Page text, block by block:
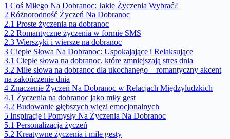
1 Coś Miłego Na Dobranoc: Jakie Życzenia Wybrać?
2 Różnorodność Życzeń Na Dobranoc
2.1 Proste życzenia na dobranoc
2.2 Romantyczne życzenia w formie SMS
2.3 Wierszyki i wiersze na dobranoc
3 Ciepłe Słowa Na Dobranoc: Uspokajające i Relaksujące
3.1 Ciepłe słowa na dobranoc, które zmniejszają stres dnia
3.2 Miłe słowa na dobranoc dla ukochanego – romantyczny akcent
na zakończenie dnia
4 Znaczenie Życzeń Na Dobranoc w Relacjach Międzyludzkich
4.1 Życzenia na dobranoc jako miły gest
4.2 Budowanie głębszych więzi emocjonalnych
5 Inspiracje i Pomysły Na Życzenia Na Dobranoc
5.1 Personalizacja życzeń
5.2 Kreatywne życzenia i miłe gesty